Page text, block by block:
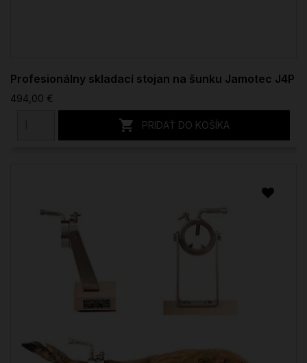
Profesionálny skladací stojan na šunku Jamotec J4P
494,00 €
 PRIDAŤ DO KOŠÍKA